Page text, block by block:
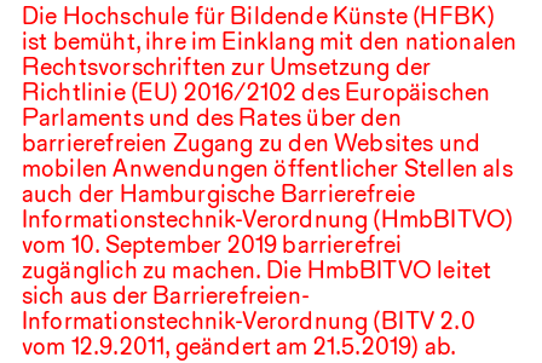
Die Hochschule für Bildende Künste (HFBK)
ist bemüht, ihre im Einklang mit den nationalen
Rechtsvorschriften zur Umsetzung der
Richtlinie (EU) 2016/2102 des Europäischen
Parlaments und des Rates über den
barrierefreien Zugang zu den Websites und
mobilen Anwendungen öffentlicher Stellen als
auch der Hamburgische Barrierefreie
Informationstechnik-Verordnung (HmbBITVO)
vom 10.⁠ ⁠September 2019 barrierefrei
zugänglich zu machen. Die HmbBITVO leitet
sich aus der Barrierefreien-
Informationstechnik-Verordnung (BITV 2.0
vom 12.9.2011, geändert am 21.5.2019) ab.